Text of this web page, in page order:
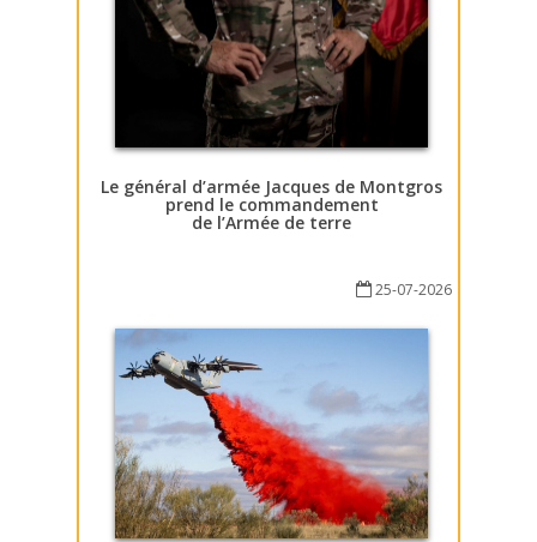
Le général d’armée Jacques de Montgros
prend le commandement
de l’Armée de terre
25-07-2026